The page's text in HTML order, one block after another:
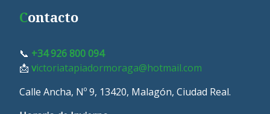
Contacto
📞 +34 926 800 094
📩 victoriatapiadormoraga@hotmail.com
Calle Ancha, Nº 9, 13420, Malagón, Ciudad Real.